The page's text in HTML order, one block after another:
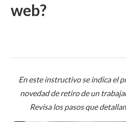
web?
En este instructivo se indica el
novedad de retiro de un
Revisa los pasos que